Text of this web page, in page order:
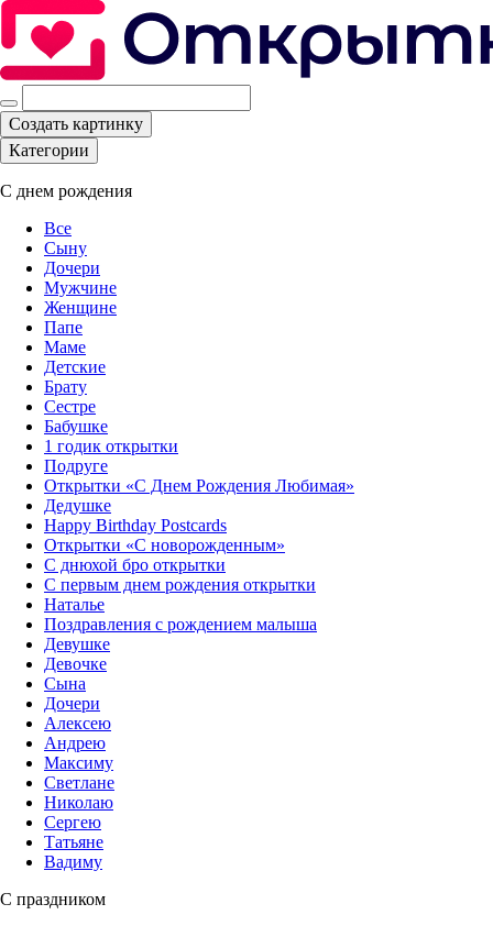
Создать картинку
Категории
С днем рождения
Все
Сыну
Дочери
Мужчине
Женщине
Папе
Маме
Детские
Брату
Сестре
Бабушке
1 годик открытки
Подруге
Открытки «С Днем Рождения Любимая»‎
Дедушке
Happy Birthday Postcards
Открытки «‎С новорожденным»
С днюхой бро открытки
С первым днем рождения открытки
Наталье
Поздравления с рождением малыша
Девушке
Девочке
Сына
Дочери
Алексею
Андрею
Максиму
Светлане
Николаю
Сергею
Татьяне
Вадиму
С праздником